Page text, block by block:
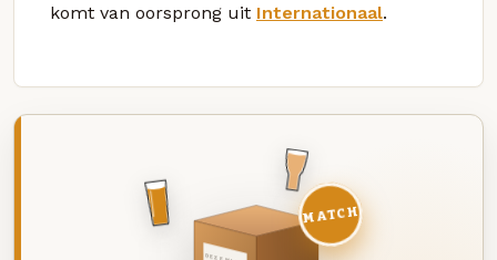
komt van oorsprong uit Internationaal.
MATCH